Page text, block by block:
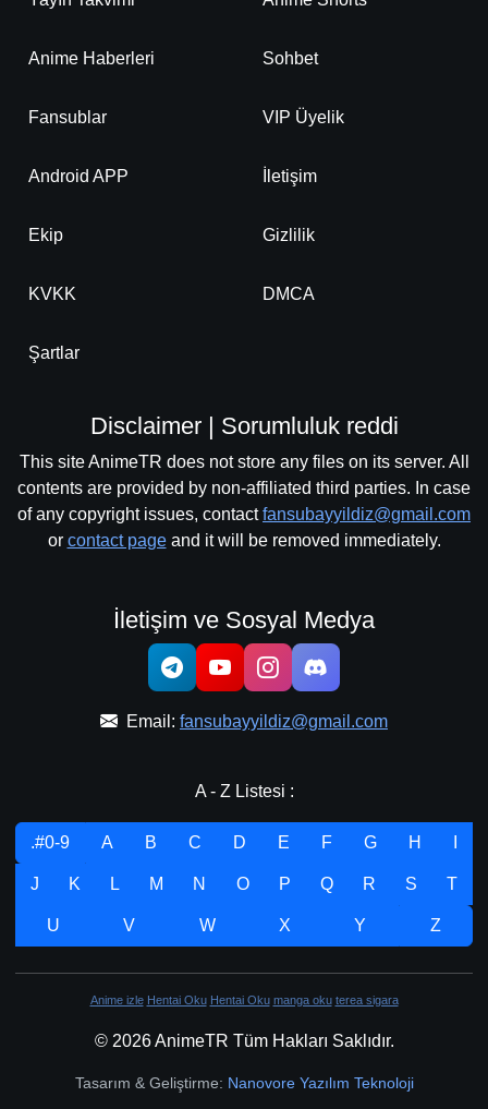
Anime Haberleri Sohbet
Fansublar VIP Üyelik
Android APP İletişim
Ekip Gizlilik
KVKK DMCA
Şartlar
Disclaimer | Sorumluluk reddi
This site AnimeTR does not store any files on its server. All
contents are provided by non-affiliated third parties. In case
of any copyright issues, contactfansubayyildiz@gmail.com
or contact pageand it will be removed immediately.
İletişim ve Sosyal Medya
Email: fansubayyildiz@gmail.com
A - Z Listesi :
.#0-9 A B C D E F G H
J K L M N O P Q R S T
U V W X Y Z
Anime izle Hentai Oku Hentai Oku manga oku terea sigara
© 2026 AnimeTR Tüm Hakları Saklıdır.
Tasarım & Geliştirme: Nanovore Yazılım Teknoloji